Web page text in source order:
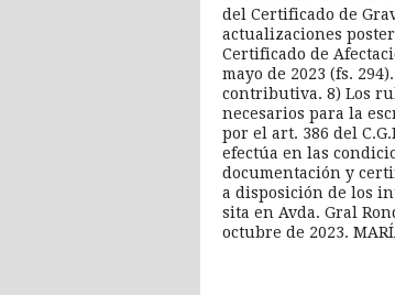
del Certificado de
actualizaciones
Certificado de
mayo de 2023 (fs.
contributiva. 8) Los
necesarios para la
por el art. 386 del
efectúa en las
documentación y
a disposición de los
sita en Avda. Gral
octubre de 2023.